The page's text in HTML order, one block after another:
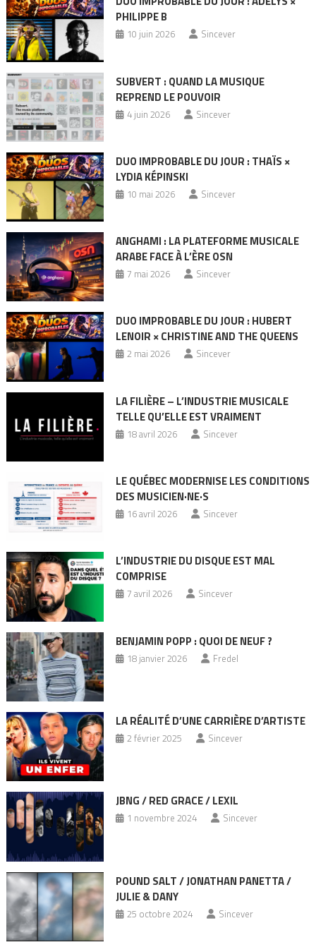
PHILIPPE B
10 juin 2026 Sincever
SUBVERT : QUAND LA MUSIQUE
REPREND LE POUVOIR
4 juin 2026 Sincever
DUO IMPROBABLE DU JOUR : THAÏS ×
LYDIA KÉPINSKI
10 mai 2026 Sincever
ANGHAMI : LA PLATEFORME MUSICALE
ARABE FACE À L’ÈRE OSN
7 mai 2026 Sincever
DUO IMPROBABLE DU JOUR : HUBERT
LENOIR × CHRISTINE AND THE QUEENS
2 mai 2026 Sincever
LA FILIÈRE – L’INDUSTRIE MUSICALE
TELLE QU’ELLE EST VRAIMENT
18 avril 2026 Sincever
LE QUÉBEC MODERNISE LES CONDITIONS
DES MUSICIEN·NE·S
16 avril 2026 Sincever
L’INDUSTRIE DU DISQUE EST MAL
COMPRISE
7 avril 2026 Sincever
BENJAMIN POPP : QUOI DE NEUF ?
18 janvier 2026 Fredel
LA RÉALITÉ D’UNE CARRIÈRE D’ARTISTE
2 février 2025 Sincever
JBNG / RED GRACE / LEXIL
1 novembre 2024 Sincever
POUND SALT / JONATHAN PANETTA /
JULIE & DANY
25 octobre 2024 Sincever